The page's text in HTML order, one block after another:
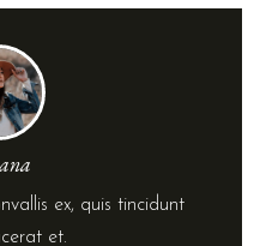
ex, quis tincidunt
et.